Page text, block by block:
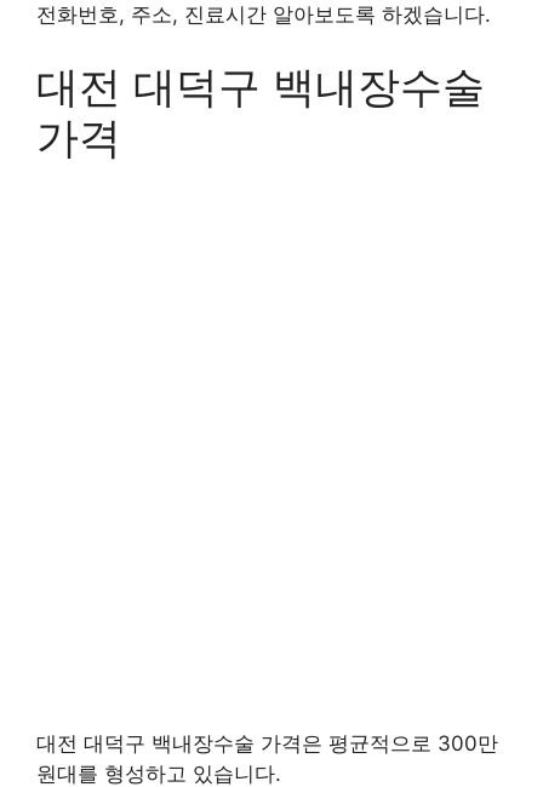
전화번호, 주소, 진료시간 알아보도록 하겠습니다.
대전 대덕구 백내장수술
가격
대전 대덕구 백내장수술 가격은 평균적으로 300만
원대를 형성하고 있습니다.